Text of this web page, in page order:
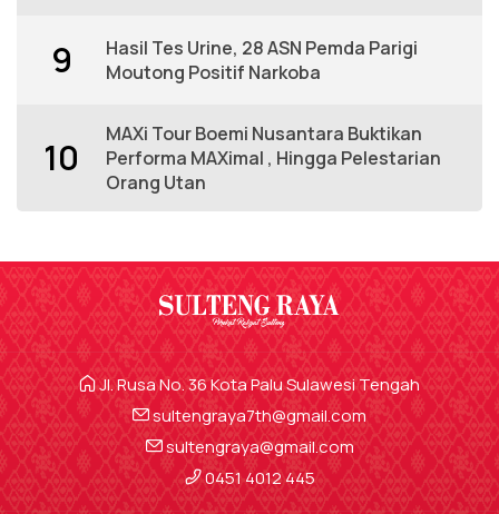
9
Hasil Tes Urine, 28 ASN Pemda Parigi
Moutong Positif Narkoba
10
MAXi Tour Boemi Nusantara Buktikan
Performa MAXimal , Hingga Pelestarian
Orang Utan
Jl. Rusa No. 36 Kota Palu Sulawesi Tengah
sultengraya7th@gmail.com
sultengraya@gmail.com
0451 4012 445